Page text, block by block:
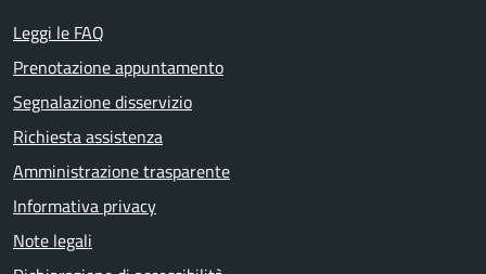
Leggi le FAQ
Prenotazione appuntamento
Segnalazione disservizio
Richiesta assistenza
Amministrazione trasparente
Informativa privacy
Note legali